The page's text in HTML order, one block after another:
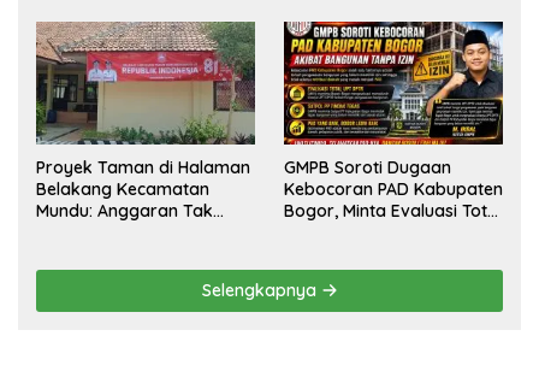
Konstituen ke Dewan Pers
Masuk Akal, Harus
Dipertanggungjawabkan
Secara Terbuka!
Proyek Taman di Halaman
Belakang Kecamatan
Mundu: Anggaran Tak
GMPB Soroti Dugaan
Kebocoran PAD Kabupaten
Bogor, Minta Evaluasi Total
Selengkapnya